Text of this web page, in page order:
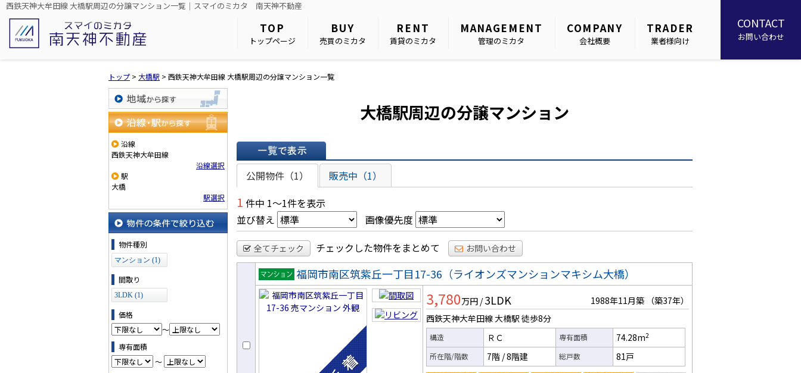
西鉄天神大牟田線 大橋駅周辺の分譲マンション一覧｜スマイのミカタ 南天神不動産
TOP
トップページ
BUY
売買のミカタ
RENT
賃貸のミカタ
MANAGEMENT
管理のミカタ
COMPANY
会社概要
TRADER
業者様向け
CONTACT
お問い合わせ
トップ > 大橋駅 > 西鉄天神大牟田線 大橋駅周辺の分譲マンション一覧
地域から探す
沿線・駅から探す
沿線
西鉄天神大牟田線
沿線選択
駅
大橋
駅選択
物件の条件で絞り込む
物件種別
マンション (1)
間取り
3LDK (1)
価格
～
専有面積
～
大橋駅周辺の分譲マンション
一覧で表示
公開物件（1） 販売中（1）
1 件中 1～1件を表示
並び替え
画像優先度
全てチェック チェックした物件をまとめて お問い合わせ
売マンシ
ョン
福岡市南区筑紫丘一丁目17-36（ライオンズマンションマキシム大橋）
3,780万円 / 3LDK 1988年11月築
（築37年）
西鉄天神大牟田線 大橋駅 徒歩8分
構造 ＲＣ 専有面積 74.28m2
所在階/階数 7階 /8階建 総戸数 81戸